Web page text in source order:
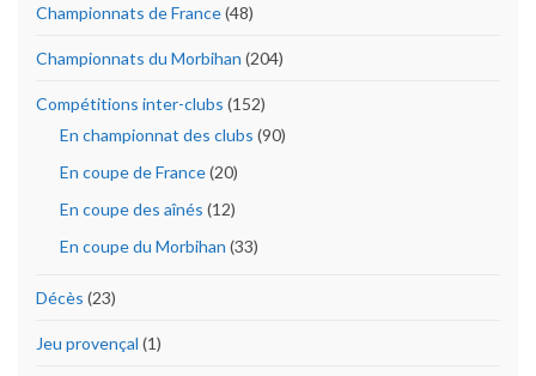
Championnats de France(48)
Championnats du Morbihan (204)
Compétitions inter-clubs (152)
En championnat des clubs (90)
En coupe de France(20)
En coupe des aînés (12)
En coupe du Morbihan (33)
Décès (23)
Jeu provençal (1)